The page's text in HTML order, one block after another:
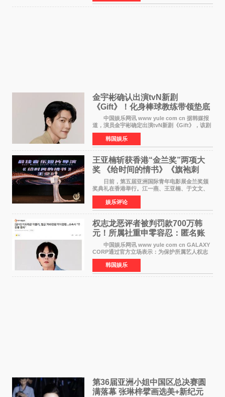
是张翼走进易学
金宇彬确认出演tvN新剧
《Gift》！化身棒球教练带领垫底
球队逆袭
中国娱乐网讯 www yule com cn 据韩媒报
道，演员金宇彬确定出演tvN新剧《Gift》，该剧
预计将于下半年播出，引发观众高度期待。
本剧改编自同名网络漫画，讲述一位经历意外事
故后获得特殊
韩国娱乐
王亚楠斩获香港“金兰奖”两项大
奖 《给时间的情书》《旗袍刺
客》双双获肯定
日前，第五届亚洲国际青年电影展金兰奖颁
奖典礼在香港举行。江一燕、王亚楠、于文文、
李东学等知名演员出席活动。著名演员、导演王
亚楠凭借音乐故事片《给时间的情书》和院线电
影《旗袍刺客》
娱乐评论
权志龙恶评者被判罚款700万韩
元！所属社重申零容忍：匿名账
号也难逃刑责
中国娱乐网讯 www yule com cn GALAXY
CORP通过官方立场表示：为保护所属艺人权志
龙的名誉和权益，将持续对网络上发生的名誉损
害、散布虚假事实、侮辱、恶意诽谤等行为采取
法律应对措施。
韩国娱乐
第36届亚洲小姐中国区总决赛圆
满落幕 张琳梓擘画选美+新纪元